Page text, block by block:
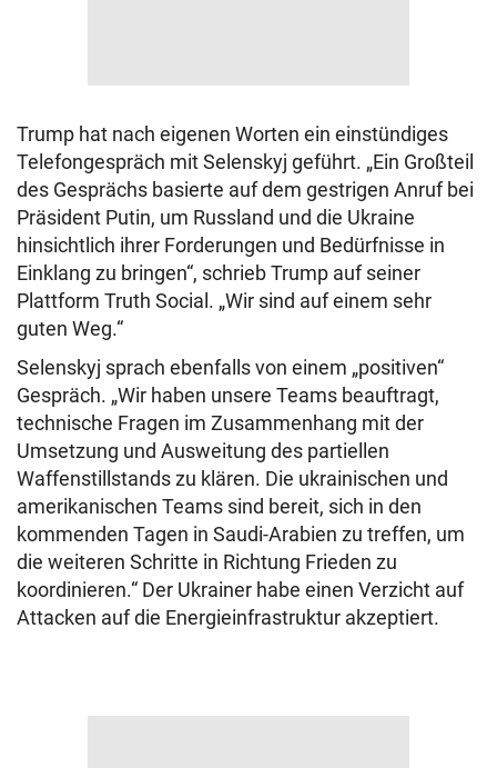
Trump hat nach eigenen Worten ein einstündiges
Telefongespräch mit Selenskyj geführt. „Ein Großteil
des Gesprächs basierte auf dem gestrigen Anruf bei
Präsident Putin, um Russland und die Ukraine
hinsichtlich ihrer Forderungen und Bedürfnisse in
Einklang zu bringen“, schrieb Trump auf seiner
Plattform Truth Social. „Wir sind auf einem sehr
guten Weg.“
Selenskyj sprach ebenfalls von einem „positiven“
Gespräch. „Wir haben unsere Teams beauftragt,
technische Fragen im Zusammenhang mit der
Umsetzung und Ausweitung des partiellen
Waffenstillstands zu klären. Die ukrainischen und
amerikanischen Teams sind bereit, sich in den
kommenden Tagen in Saudi-Arabien zu treffen, um
die weiteren Schritte in Richtung Frieden zu
koordinieren.“ Der Ukrainer habe einen Verzicht auf
Attacken auf die Energieinfrastruktur akzeptiert.